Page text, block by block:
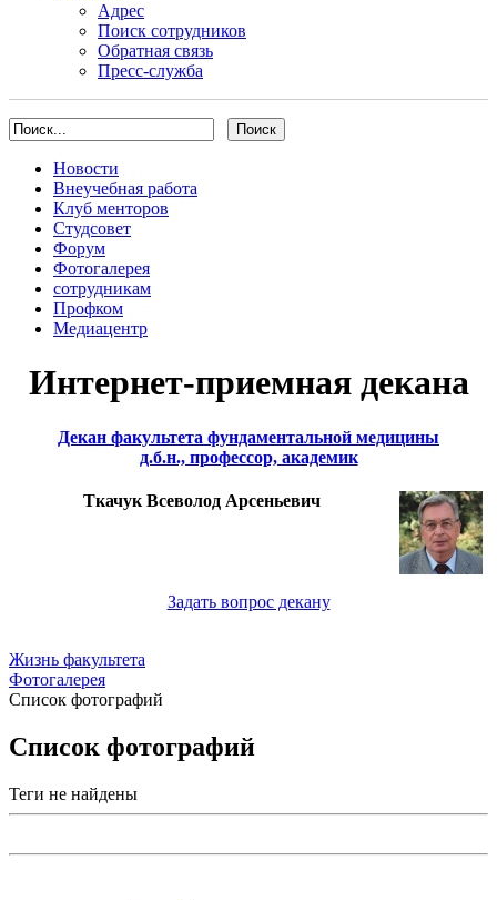
Адрес
Поиск сотрудников
Обратная связь
Пресс-служба
Новости
Внеучебная работа
Клуб менторов
Студсовет
Форум
Фотогалерея
сотрудникам
Профком
Медиацентр
Интернет-приемная декана
Декан факультета фундаментальной медицины
д.б.н., профессор, академик
Ткачук Всеволод Арсеньевич
Задать вопрос декану
Жизнь факультета
Фотогалерея
Список фотографий
Список фотографий
Теги не найдены